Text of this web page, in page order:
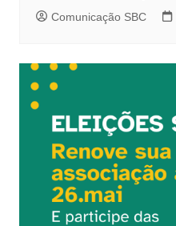
Comunicação SBC